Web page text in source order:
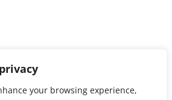
your browsing experience,